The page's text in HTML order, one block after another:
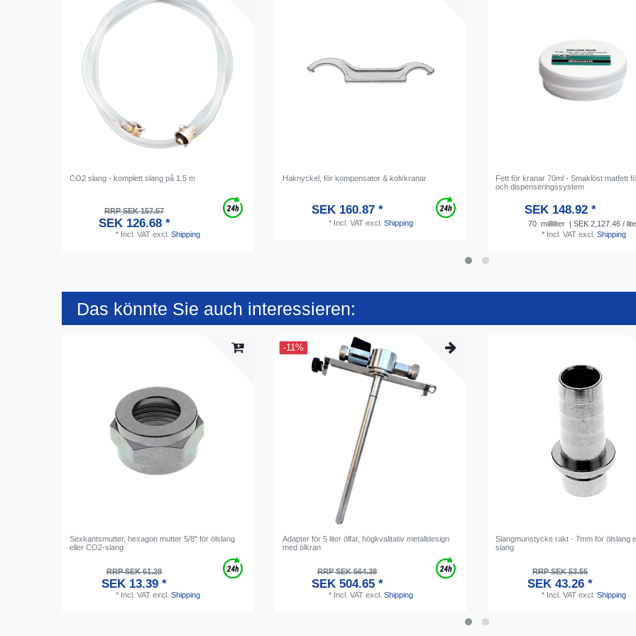
CO2 slang - komplett slang på 1.5 m
RRP SEK 157.57
SEK 126.68 *
* Incl. VATexcl. Shipping
Haknyckel, för kompensator & kolvkranar
SEK 160.87 *
* Incl. VATexcl. Shipping
Fett för kranar 70ml - Smaklöst matfett
och dispenseringssystem
SEK 148.92 *
70 milliliter | SEK 2,127.46 /
* Incl. VATexcl. Shipping
Das könnte Sie auch interessieren:
Sexkantsmutter, hexagon mutter 5/8" för ölslang
eller CO2-slang
RRP SEK 61.28
SEK 13.39 *
* Incl. VATexcl. Shipping
-11%
Adapter för 5 liter ölfat, högkvalitativ metalldesign
med ölkran
RRP SEK 564.38
SEK 504.65 *
* Incl. VATexcl. Shipping
Slangmunstycke rakt - 7mm för ölslang
slang
RRP SEK 53.55
SEK 43.26 *
* Incl. VATexcl. Shipping